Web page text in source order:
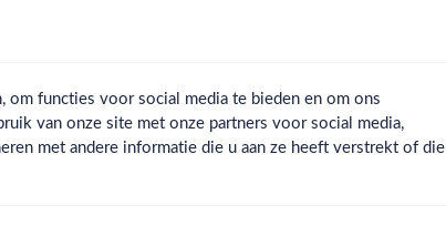
ouder?
functies voor social media te bieden en om ons
van onze site met onze partners voor social media,
met andere informatie die u aan ze heeft verstrekt of die